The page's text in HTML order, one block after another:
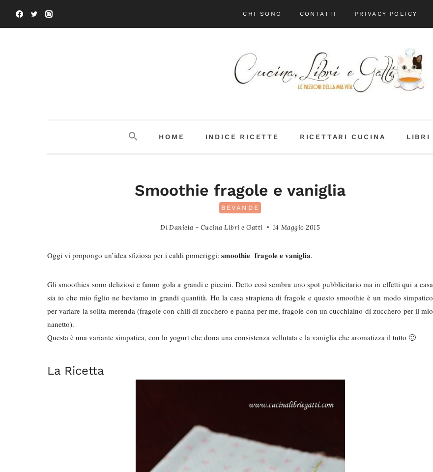
CHI SONO CONTATTI PRIVACY POLICY
HOME INDICE RICETTE RICETTARI CUCINA LIBRI
Smoothie fragole e vaniglia
BEVANDE
DiDaniela - Cucina Libri e Gatti 14 Maggio 2015
Oggi vi propongo un’idea sfiziosa per i caldi pomeriggi: smoothie fragole e vaniglia.
Gli smoothies sono deliziosi e fanno gola a grandi e piccini. Detto così sembra uno spot pubblicitario ma in effetti qui a casa
sia io che mio figlio ne beviamo in grandi quantità. Ho la casa strapiena di fragole e questo smoothie è un modo simpatico
per variare la solita merenda (fragole con chili di zucchero e panna per me, fragole con un cucchiaino di zucchero per il mio
nanetto).
Questa è una variante simpatica, con lo yogurt che dona una consistenza vellutata e la vaniglia che aromatizza il tutto 🙂
La Ricetta